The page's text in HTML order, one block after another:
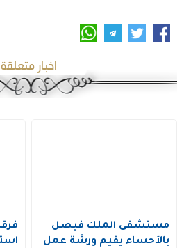
اخبار متعلقة
مستشفى الملك فيصل
بالأحساء يقيم ورشة عمل